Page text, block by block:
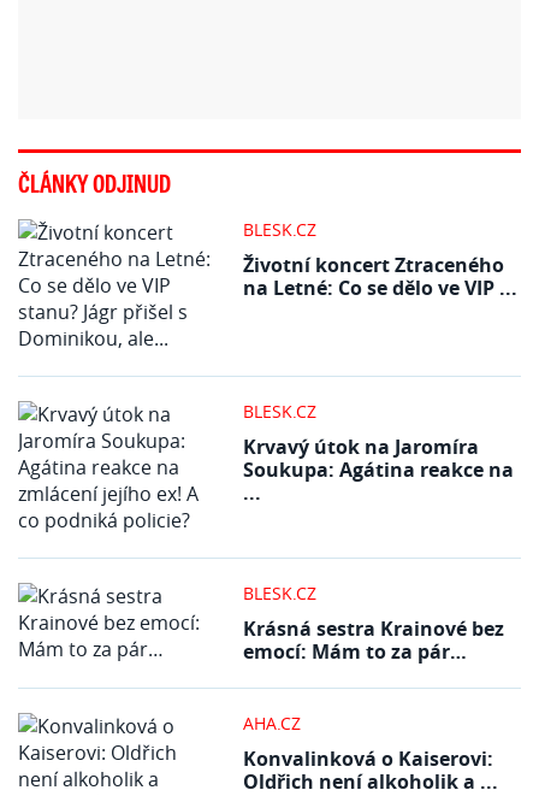
ČLÁNKY ODJINUD
BLESK.CZ
Životní koncert Ztraceného
na Letné: Co se dělo ve VIP ...
BLESK.CZ
Krvavý útok na Jaromíra
Soukupa: Agátina reakce na
...
BLESK.CZ
Krásná sestra Krainové bez
emocí: Mám to za pár…
AHA.CZ
Konvalinková o Kaiserovi:
Oldřich není alkoholik a ...